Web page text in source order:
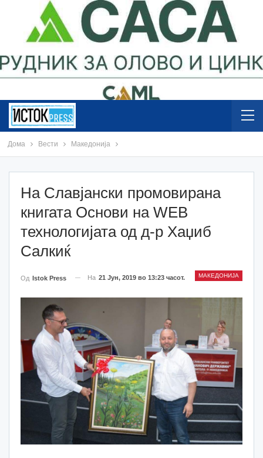
Дома Вести Македонија
На Славјански промовирана
книгата Основи на WEB
технологијата од д-р Хаџиб
Салкиќ
МАКЕДОНИЈА
Од Istok Press На 21 Јун, 2019 во 13:23 часот.